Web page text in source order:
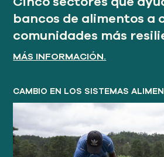
bancos de alimentos a
comunidades más
MÁS INFORMACIÓN.
CAMBIO EN LOS SISTEMAS